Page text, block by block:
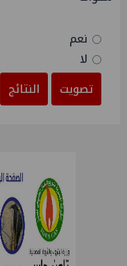
نعم
لا
تصويت
النتائج